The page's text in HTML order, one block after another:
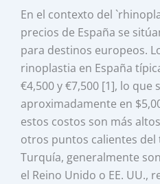
En el contexto del
precios de España se
para destinos europeos.
rinoplastia en España
€4,500 y €7,500 [1], lo que
aproximadamente en
estos costos son más
otros puntos calientes
Turquía, generalmente
el Reino Unido o EE. UU.,